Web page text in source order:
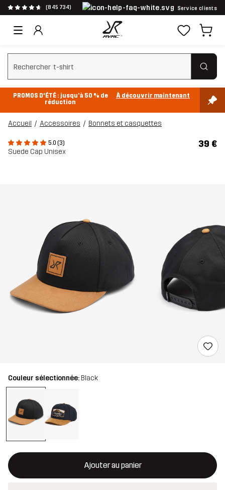
(845 734) Service clients
Effacer la recherche
PROMOS D'ÉTÉ : jusqu’à 50 % de
réduction
À découvrir maintenant
Accueil Accessoires Bonnets et casquettes
5.0 (3)
Suede Cap Unisex
39 €
Couleur sélectionnée: Black
Ajouter au panier
Ce bouton ouvrira une fenêtre modale confirmant un nouvel
{{taille}} non disponible